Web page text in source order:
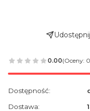
Udostępnij
0.00(Oceny:
Dostępność:
Dostawa: